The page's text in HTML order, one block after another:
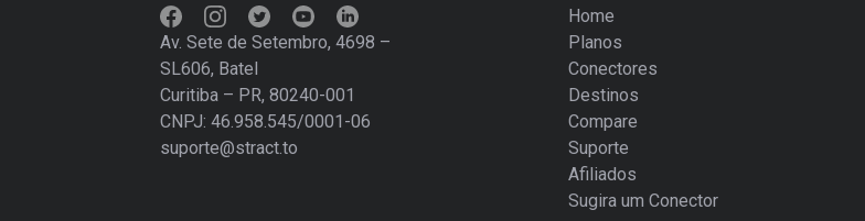
Av. Sete de Setembro, 4698 –
SL606, Batel
Curitiba – PR, 80240-001
CNPJ: 46.958.545/0001-06
suporte@stract.to
Home
Planos
Conectores
Destinos
Compare
Suporte
Afiliados
Sugira um Conector